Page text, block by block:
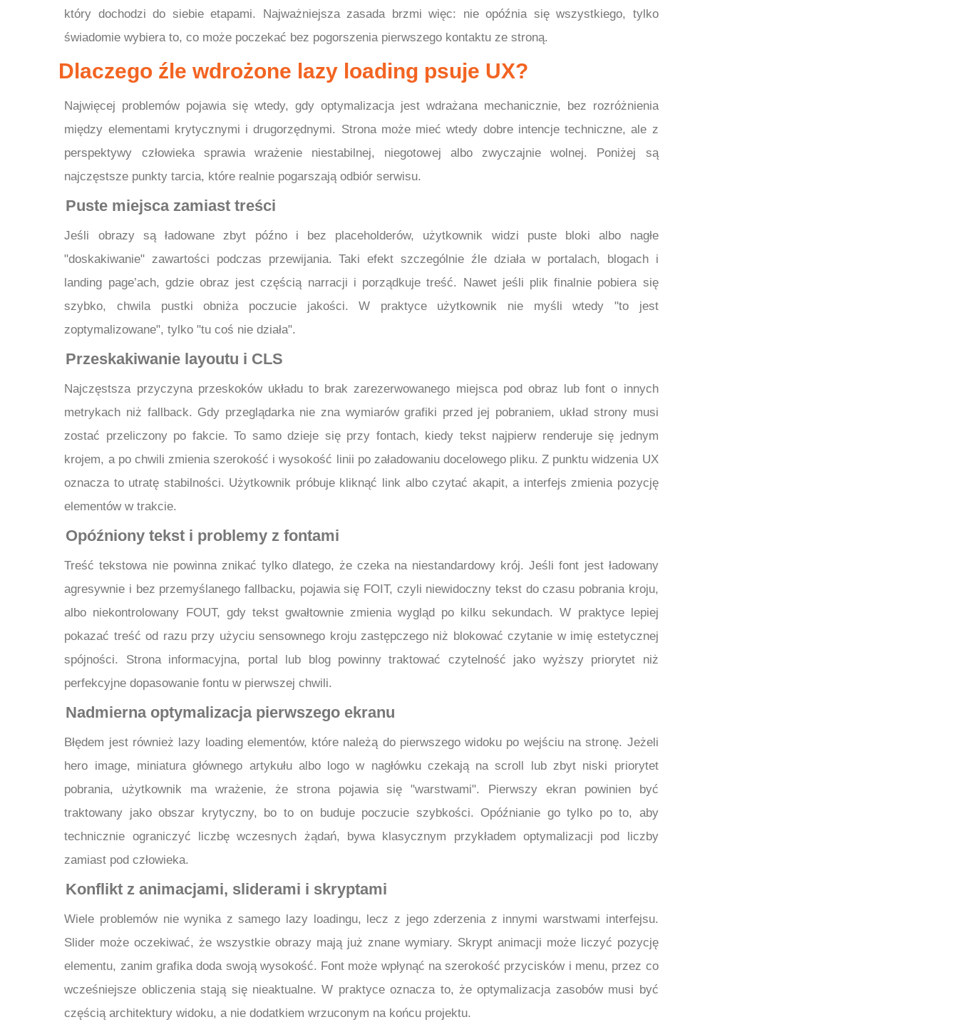
który dochodzi do siebie etapami. Najważniejsza zasada brzmi więc: nie opóźnia się wszystkiego, tylko
świadomie wybiera to, co może poczekać bez pogorszenia pierwszego kontaktu ze stroną.
Dlaczego źle wdrożone lazy loading psuje UX?
Najwięcej problemów pojawia się wtedy, gdy optymalizacja jest wdrażana mechanicznie, bez rozróżnienia
między elementami krytycznymi i drugorzędnymi. Strona może mieć wtedy dobre intencje techniczne, ale z
perspektywy człowieka sprawia wrażenie niestabilnej, niegotowej albo zwyczajnie wolnej. Poniżej są
najczęstsze punkty tarcia, które realnie pogarszają odbiór serwisu.
Puste miejsca zamiast treści
Jeśli obrazy są ładowane zbyt późno i bez placeholderów, użytkownik widzi puste bloki albo nagłe
"doskakiwanie" zawartości podczas przewijania. Taki efekt szczególnie źle działa w portalach, blogach i
landing page’ach, gdzie obraz jest częścią narracji i porządkuje treść. Nawet jeśli plik finalnie pobiera się
szybko, chwila pustki obniża poczucie jakości. W praktyce użytkownik nie myśli wtedy "to jest
zoptymalizowane", tylko "tu coś nie działa".
Przeskakiwanie layoutu i CLS
Najczęstsza przyczyna przeskoków układu to brak zarezerwowanego miejsca pod obraz lub font o innych
metrykach niż fallback. Gdy przeglądarka nie zna wymiarów grafiki przed jej pobraniem, układ strony musi
zostać przeliczony po fakcie. To samo dzieje się przy fontach, kiedy tekst najpierw renderuje się jednym
krojem, a po chwili zmienia szerokość i wysokość linii po załadowaniu docelowego pliku. Z punktu widzenia UX
oznacza to utratę stabilności. Użytkownik próbuje kliknąć link albo czytać akapit, a interfejs zmienia pozycję
elementów w trakcie.
Opóźniony tekst i problemy z fontami
Treść tekstowa nie powinna znikać tylko dlatego, że czeka na niestandardowy krój. Jeśli font jest ładowany
agresywnie i bez przemyślanego fallbacku, pojawia się FOIT, czyli niewidoczny tekst do czasu pobrania kroju,
albo niekontrolowany FOUT, gdy tekst gwałtownie zmienia wygląd po kilku sekundach. W praktyce lepiej
pokazać treść od razu przy użyciu sensownego kroju zastępczego niż blokować czytanie w imię estetycznej
spójności. Strona informacyjna, portal lub blog powinny traktować czytelność jako wyższy priorytet niż
perfekcyjne dopasowanie fontu w pierwszej chwili.
Nadmierna optymalizacja pierwszego ekranu
Błędem jest również lazy loading elementów, które należą do pierwszego widoku po wejściu na stronę. Jeżeli
hero image, miniatura głównego artykułu albo logo w nagłówku czekają na scroll lub zbyt niski priorytet
pobrania, użytkownik ma wrażenie, że strona pojawia się "warstwami". Pierwszy ekran powinien być
traktowany jako obszar krytyczny, bo to on buduje poczucie szybkości. Opóźnianie go tylko po to, aby
technicznie ograniczyć liczbę wczesnych żądań, bywa klasycznym przykładem optymalizacji pod liczby
zamiast pod człowieka.
Konflikt z animacjami, sliderami i skryptami
Wiele problemów nie wynika z samego lazy loadingu, lecz z jego zderzenia z innymi warstwami interfejsu.
Slider może oczekiwać, że wszystkie obrazy mają już znane wymiary. Skrypt animacji może liczyć pozycję
elementu, zanim grafika doda swoją wysokość. Font może wpłynąć na szerokość przycisków i menu, przez co
wcześniejsze obliczenia stają się nieaktualne. W praktyce oznacza to, że optymalizacja zasobów musi być
częścią architektury widoku, a nie dodatkiem wrzuconym na końcu projektu.